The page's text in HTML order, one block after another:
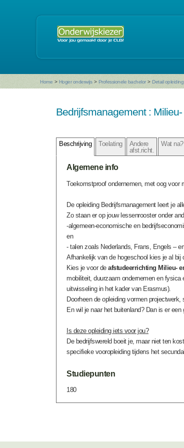
Home > Hoger onderwijs > Professionele bachelor > Detail opleiding
Bedrijfsmanagement :
Beschrijving Toelating
Andere
afst.richt.
Wat na?
Algemene info
Toekomstproof ondernemen, met oog voor
De opleiding Bedrijfsmanagement leert je
Zo staan er op jouw lessenrooster onder
-algemeen-economische en
en
- talen zoals Nederlands, Frans, Engels –
Afhankelijk van de hogeschool kies je al bij
Kies je voor de afstudeerrichting Milieu-
mobiliteit, duurzaam ondernemen en
uitwisseling in het kader van Erasmus).
Doorheen de opleiding vormen
En wil je naar het buitenland? Dan is er
Is deze opleiding iets voor jou?
De bedrijfswereld boeit je, maar niet ten
specifieke vooropleiding tijdens het
Studiepunten
180